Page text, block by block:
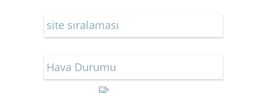
site sıralaması
Hava Durumu